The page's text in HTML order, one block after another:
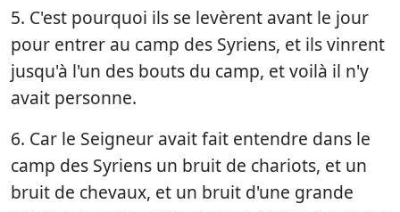
5. C'est pourquoi ils se levèrent avant le jour
pour entrer au camp des Syriens, et ils vinrent
jusqu'à l'un des bouts du camp, et voilà il n'y
avait personne.
6. Car le Seigneur avait fait entendre dans le
camp des Syriens un bruit de chariots, et un
bruit de chevaux, et un bruit d'une grande